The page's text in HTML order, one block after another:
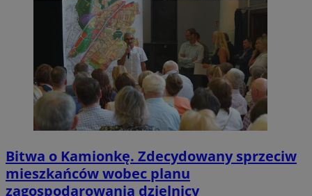
Bitwa o Kamionkę. Zdecydowany sprzeciw
mieszkańców wobec planu
zagospodarowania dzielnicy